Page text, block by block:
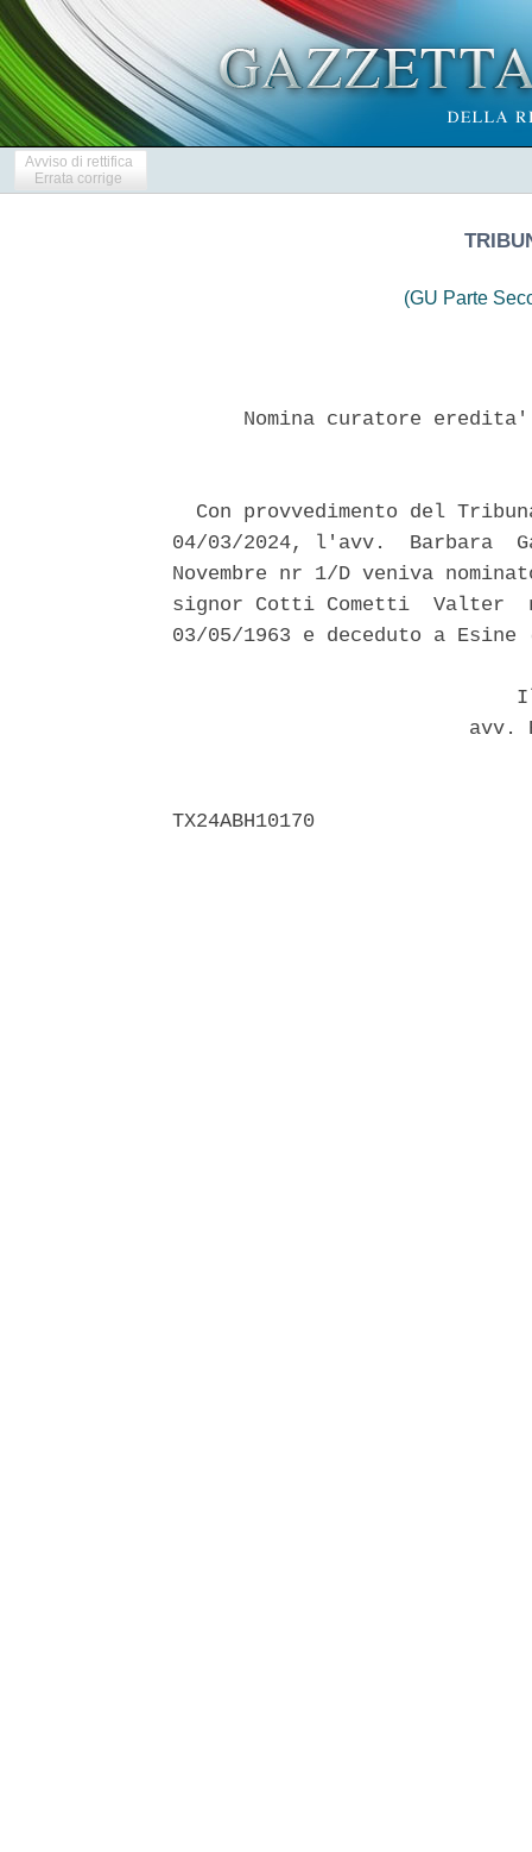
Avviso di rettifica
Errata corrige
(GU Parte
Nomina curatore
Con provvedimento del
04/03/2024, l'avv.  Barbara
Novembre nr 1/D veniva
signor Cotti Cometti  Valter
03/05/1963 e deceduto a